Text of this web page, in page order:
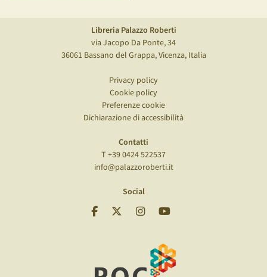
Libreria Palazzo Roberti
via Jacopo Da Ponte, 34
36061 Bassano del Grappa, Vicenza, Italia
Privacy policy
Cookie policy
Preferenze cookie
Dichiarazione di accessibilità
Contatti
T +39 0424 522537
info@palazzoroberti.it
Social